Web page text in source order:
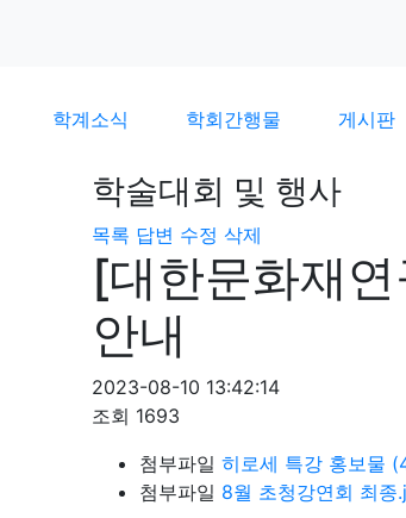
학계소식 학회간행물 게시판
학술대회 및 행사
목록 답변 수정 삭제
[대한문화재
안내
2023-08-10 13:42:14
조회 1693
첨부파일 히로세 특강 홍보물
첨부파일 8월 초청강연회 최종